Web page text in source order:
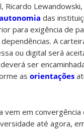
Ricardo
das
para exigência de
A
ou digital será
ser
asorientações
vem em
até agora,